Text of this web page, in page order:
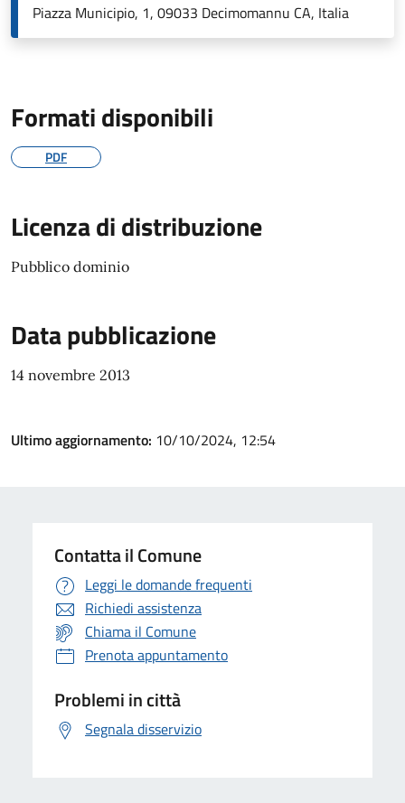
Piazza Municipio, 1, 09033 Decimomannu CA, Italia
Formati disponibili
PDF
Licenza di distribuzione
Pubblico dominio
Data pubblicazione
14 novembre 2013
Ultimo aggiornamento: 10/10/2024, 12:54
Contatta il Comune
Leggi le domande frequenti
Richiedi assistenza
Chiama il Comune
Prenota appuntamento
Problemi in città
Segnala disservizio